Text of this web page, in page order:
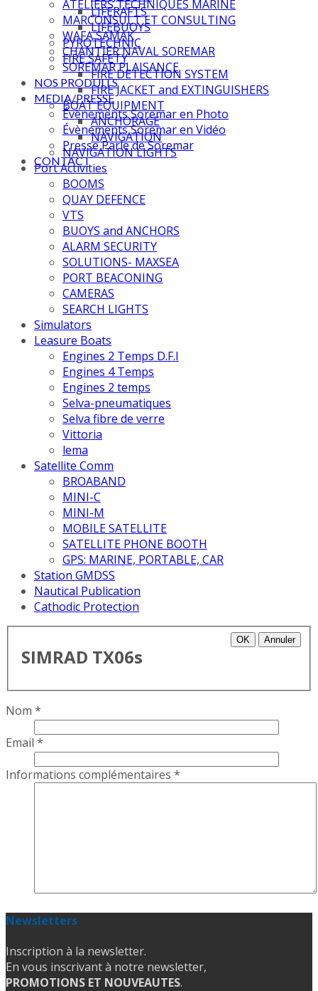
ATELIERS TECHNIQUES MARINE
MARCONSULT ET CONSULTING
WAFA SAMAK
CHANTIER NAVAL SOREMAR
SOREMAR PLAISANCE
NOS PRODUITS
MEDIA/PRESSE
Évènements Soremar en Photo
Évènements Soremar en Vidéo
Presse Parle de Soremar
CONTACT
LIFERAFTS
LIFEBUOYS
PYROTECHNIC
FIRE SAFETY
FIRE DETECTION SYSTEM
FIRE JACKET and EXTINGUISHERS
BOAT EQUIPMENT
ANCHORAGE
NAVIGATION
NAVIGATION LIGHTS
Port Activities
BOOMS
QUAY DEFENCE
VTS
BUOYS and ANCHORS
ALARM SECURITY
SOLUTIONS- MAXSEA
PORT BEACONING
CAMERAS
SEARCH LIGHTS
Simulators
Leasure Boats
Engines 2 Temps D.F.I
Engines 4 Temps
Engines 2 temps
Selva-pneumatiques
Selva fibre de verre
Vittoria
lema
Satellite Comm
BROABAND
MINI-C
MINI-M
MOBILE SATELLITE
SATELLITE PHONE BOOTH
GPS: MARINE, PORTABLE, CAR
Station GMDSS
Nautical Publication
Cathodic Protection
SIMRAD TX06s
OK Annuler
Nom *
Email *
Informations complémentaires *
Newsletters
Inscription à la newsletter.
En vous inscrivant à notre newsletter,
PROMOTIONS ET NOUVEAUTES.